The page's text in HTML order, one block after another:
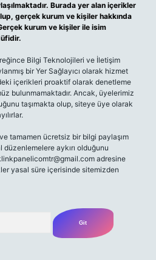
Burada yer alan içerikler
gerçek kurum ve kişiler hakkında
kurum ve kişiler ile isim
Bilgi Teknolojileri ve İletişim
bir Yer Sağlayıcı olarak hizmet
içerikleri proaktif olarak denetleme
bulunmamaktadır. Ancak, üyelerimiz
taşımakta olup, siteye üye olarak
tamamen ücretsiz bir bilgi paylaşım
aykırı olduğunu
adresine
yasal süre içerisinde sitemizden